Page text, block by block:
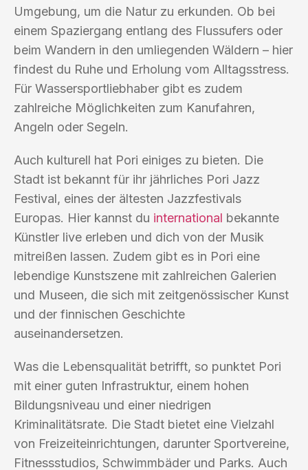
Umgebung, um die Natur zu erkunden. Ob bei
einem Spaziergang entlang des Flussufers oder
beim Wandern in den umliegenden Wäldern – hier
findest du Ruhe und Erholung vom Alltagsstress.
Für Wassersportliebhaber gibt es zudem
zahlreiche Möglichkeiten zum Kanufahren,
Angeln oder Segeln.
Auch kulturell hat Pori einiges zu bieten. Die
Stadt ist bekannt für ihr jährliches Pori Jazz
Festival, eines der ältesten Jazzfestivals
Europas. Hier kannst du international bekannte
Künstler live erleben und dich von der Musik
mitreißen lassen. Zudem gibt es in Pori eine
lebendige Kunstszene mit zahlreichen Galerien
und Museen, die sich mit zeitgenössischer Kunst
und der finnischen Geschichte
auseinandersetzen.
Was die Lebensqualität betrifft, so punktet Pori
mit einer guten Infrastruktur, einem hohen
Bildungsniveau und einer niedrigen
Kriminalitätsrate. Die Stadt bietet eine Vielzahl
von Freizeiteinrichtungen, darunter Sportvereine,
Fitnessstudios, Schwimmbäder und Parks. Auch